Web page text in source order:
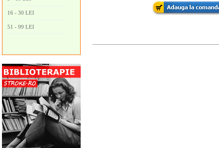
16 - 30 LEI
51 - 99 LEI